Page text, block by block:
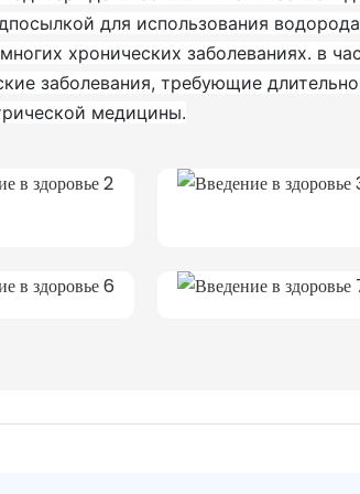
для использования
хронических заболеваниях. в
заболевания, требующие
медицины.